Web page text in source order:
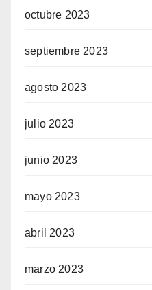
octubre 2023
septiembre 2023
agosto 2023
julio 2023
junio 2023
mayo 2023
abril 2023
marzo 2023